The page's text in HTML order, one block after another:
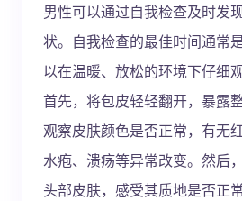
男性可以通过自我检查及时发
状。自我检查的最佳时间通常
以在温暖、放松的环境下仔细
首先，将包皮轻轻翻开，暴露
观察皮肤颜色是否正常，有无
水疱、溃疡等异常改变。然后
头部皮肤，感受其质地是否正